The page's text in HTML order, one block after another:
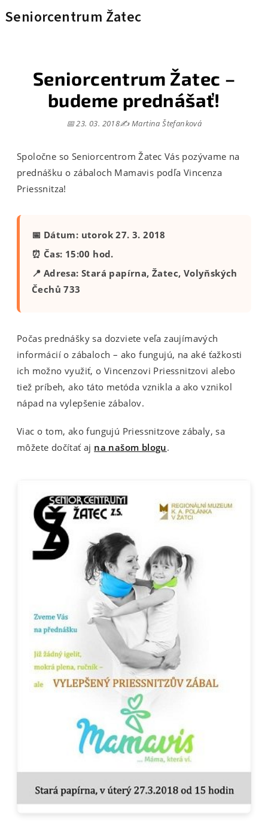
Seniorcentrum Žatec
Seniorcentrum Žatec –
budeme prednášať!
📅 23. 03. 2018✍️ Martina Štefanková
Spoločne so Seniorcentrom Žatec Vás pozývame na
prednášku o zábaloch Mamavis podľa Vincenza
Priessnitza!
📅 Dátum: utorok 27. 3. 2018
⏰ Čas: 15:00 hod.
📍 Adresa: Stará papírna, Žatec, Volyňských
Čechů 733
Počas prednášky sa dozviete veľa zaujímavých
informácií o zábaloch – ako fungujú, na aké ťažkosti
ich možno využiť, o Vincenzovi Priessnitzovi alebo
tiež príbeh, ako táto metóda vznikla a ako vznikol
nápad na vylepšenie zábalov.
Viac o tom, ako fungujú Priessnitzove zábaly, sa
môžete dočítať aj na našom blogu.